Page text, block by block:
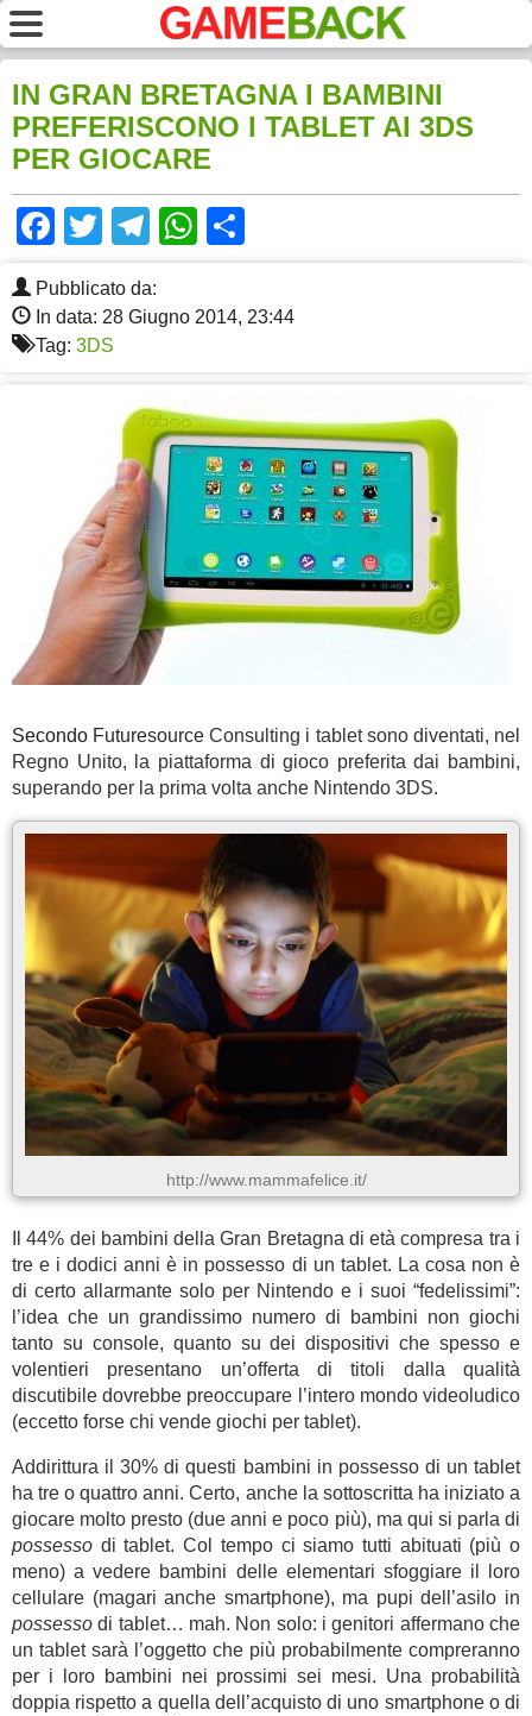
IN GRAN BRETAGNA I BAMBINI
PREFERISCONO I TABLET AI 3DS
PER GIOCARE
Facebook
TwitterTelegram
WhatsApp
Pubblicato da:
In data: 28 Giugno 2014, 23:44
Tag: 3DS
Secondo FuturesourceConsulting i tablet sono diventati, nel
Regno Unito, la piattaforma di gioco preferita dai bambini,
superando per la prima volta anche Nintendo 3DS.
http://www.mammafelice.it/
Il 44% dei bambini della Gran Bretagna di età compresa tra i
tre e i dodici anni è in possesso di un tablet. La cosa non è
di certo allarmante solo per Nintendo e i suoi “fedelissimi”:
l’idea che un grandissimo numero di bambini non giochi
tanto su console, quanto su dei dispositivi che spesso e
volentieri presentano un’offerta di titoli dalla qualità
discutibile dovrebbe preoccupare l’intero mondo videoludico
(eccetto forse chi vende giochi per tablet).
Addirittura il 30% di questi bambini in possesso di un tablet
ha tre o quattro anni. Certo, anche la sottoscritta ha iniziato a
giocare molto presto (due anni e poco più), ma qui si parla di
possesso di tablet. Col tempo ci siamo tutti abituati (più o
meno) a vedere bambini delle elementari sfoggiare il loro
cellulare (magari anche smartphone), ma pupi dell’asilo in
possesso di tablet… mah. Non solo: i genitori affermano che
un tablet sarà l’oggetto che più probabilmente compreranno
per i loro bambini nei prossimi sei mesi. Una probabilità
doppia rispetto a quella dell’acquisto di uno smartphone o di